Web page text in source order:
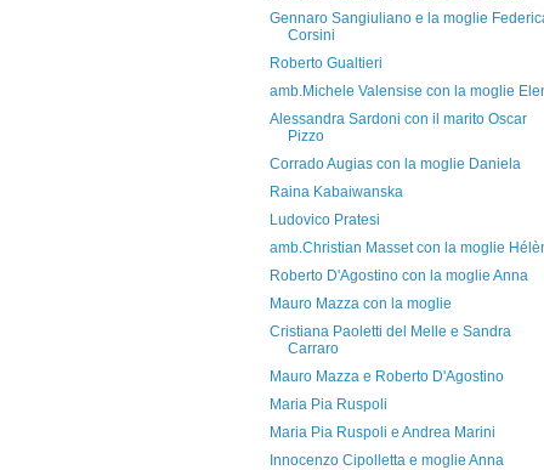
Gennaro Sangiuliano e la moglie
Corsini
Roberto Gualtieri
amb.Michele Valensise con la moglie
Alessandra Sardoni con il marito Oscar
Pizzo
Corrado Augias con la moglie Daniela
Raina Kabaiwanska
Ludovico Pratesi
amb.Christian Masset con la moglie
Roberto D'Agostino con la moglie Anna
Mauro Mazza con la moglie
Cristiana Paoletti del Melle e Sandra
Carraro
Mauro Mazza e Roberto D'Agostino
Maria Pia Ruspoli
Maria Pia Ruspoli e Andrea Marini
Innocenzo Cipolletta e moglie Anna